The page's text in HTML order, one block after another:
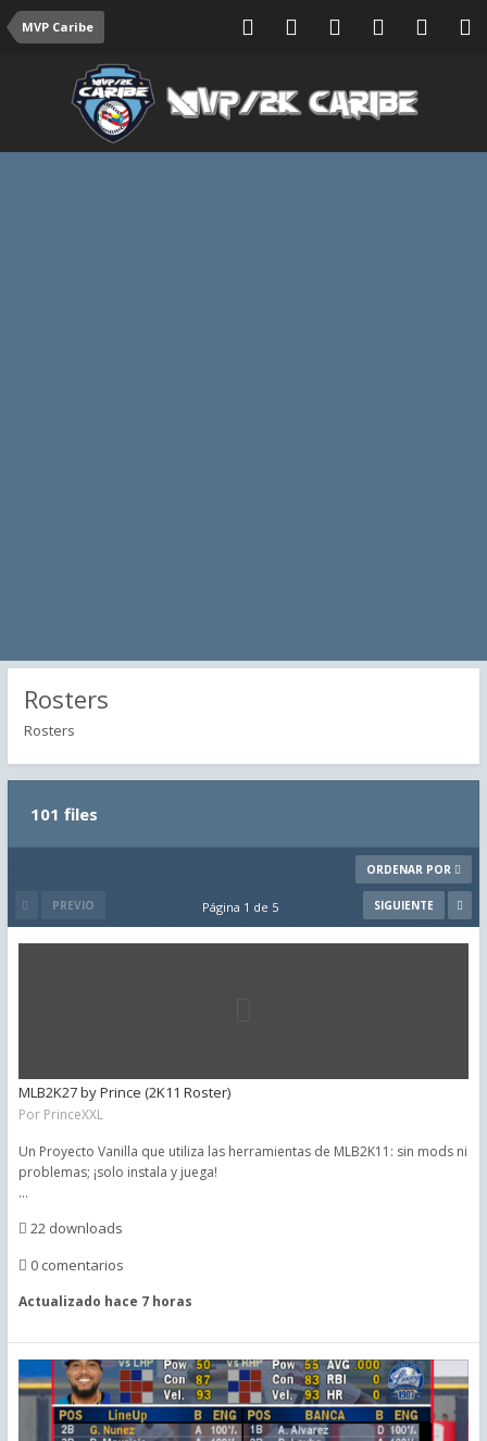
MVP Caribe
Rosters
Rosters
101 files
ORDENAR POR
PREVIO SIGUIENTE
Página 1 de 5
MLB2K27 by Prince (2K11 Roster)
Por PrinceXXL
Un Proyecto Vanilla que utiliza las herramientas de MLB2K11: sin mods ni
problemas; ¡solo instala y juega!
...
22 downloads
0 comentarios
Actualizado hace 7 horas